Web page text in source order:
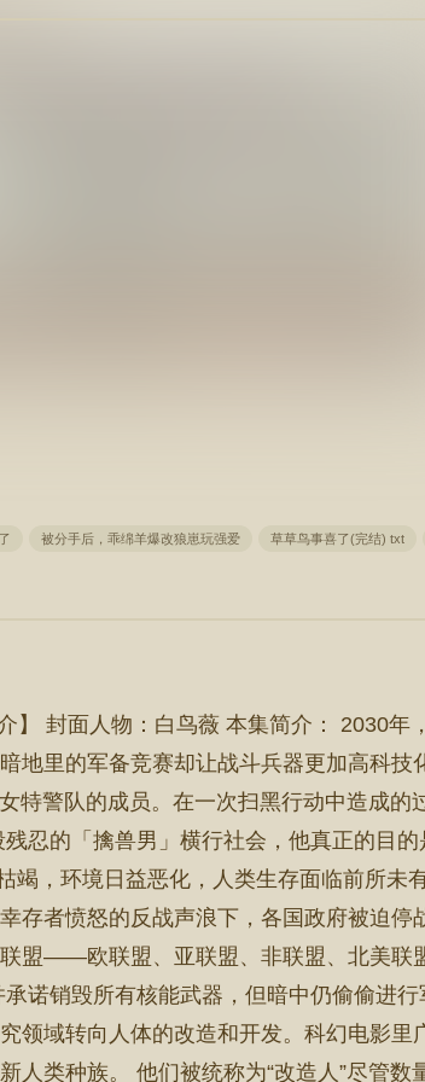
被分手后，乖绵羊爆改狼崽玩强爱 草草鸟事喜了(完结) txt
】 封面人物：白鸟薇 本集简介： 2030年
地里的军备竞赛却让战斗兵器更加高科技
特警队的成员。在一次扫黑行动中造成的
忍的「擒兽男」横行社会，他真正的目的
，环境日益恶化，人类生存面临前所未
存者愤怒的反战声浪下，各国政府被迫停
盟——欧联盟、亚联盟、非联盟、北美联
诺销毁所有核能武器，但暗中仍偷偷进行
领域转向人体的改造和开发。科幻电影里
人类种族。 他们被统称为“改造人”尽管数